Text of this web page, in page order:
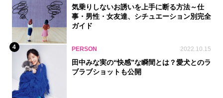
気乗りしないお誘いを上手に断る方法～仕
事・男性・女友達、シチュエーション別完全
ガイド
4 PERSON 2022.10.15
田中みな実の“快感”な瞬間とは？愛犬とのラ
ブラブショットも公開